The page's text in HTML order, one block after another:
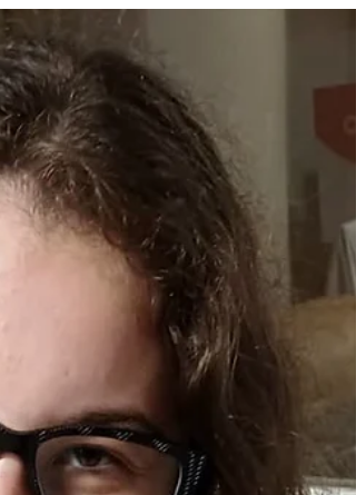
produzidas por escritores do Paraná. Os e-books
poderão ser acessados por leitores de qualquer
lugar do Brasil e do mundo na plataforma da
Biblioteca. As obras que passam a integrar o
acervo foram escolhidas entre mais de 200 textos
inéditos inscritos no III Concurso Literário da
Biblioteca